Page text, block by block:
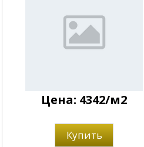
Цена: 4342/м2
Купить